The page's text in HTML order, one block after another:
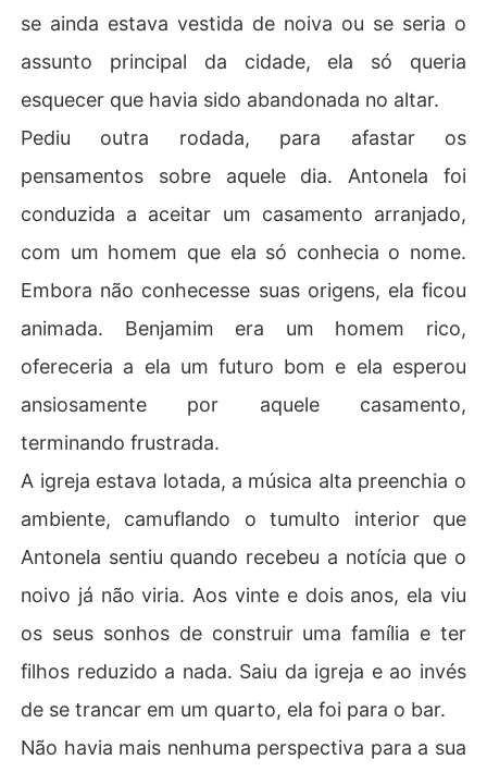
se ainda estava vestida de noiva ou se seria o
assunto principal da cidade, ela só queria
esquecer que havia sido abandonada no altar.
Pediu outra rodada, para afastar os
pensamentos sobre aquele dia. Antonela foi
conduzida a aceitar um casamento arranjado,
com um homem que ela só conhecia o nome.
Embora não conhecesse suas origens, ela ficou
animada. Benjamim era um homem rico,
ofereceria a ela um futuro bom e ela esperou
ansiosamente por aquele casamento,
terminando frustrada.
A igreja estava lotada, a música alta preenchia o
ambiente, camuflando o tumulto interior que
Antonela sentiu quando recebeu a notícia que o
noivo já não viria. Aos vinte e dois anos, ela viu
os seus sonhos de construir uma família e ter
filhos reduzido a nada. Saiu da igreja e ao invés
de se trancar em um quarto, ela foi para o bar.
Não havia mais nenhuma perspectiva para a sua